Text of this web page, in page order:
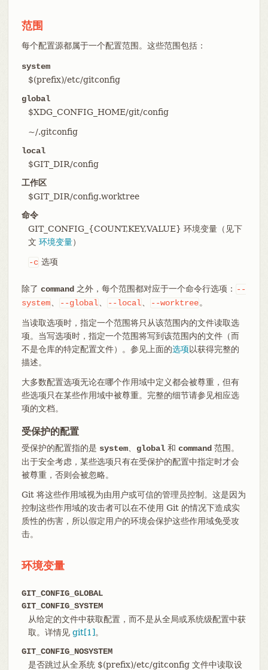
范围
每个配置源都属于一个配置范围。这些范围包括：
system
$(prefix)/etc/gitconfig
global
$XDG_CONFIG_HOME/git/config
~/.gitconfig
local
$GIT_DIR/config
工作区
$GIT_DIR/config.worktree
命令
GIT_CONFIG_{COUNT,KEY,VALUE} 环境变量（见下
文 环境变量）
-c 选项
除了 command之外，每个范围都对应于一个命令行选项： --
system
--global --local --worktree 。
当读取选项时，指定一个范围将只从该范围内的文件读取选
项。当写选项时，指定一个范围将写到该范围内的文件（而
不是仓库的特定配置文件）。参见上面的选项以获得完整的
描述。
大多数配置选项无论在哪个作用域中定义都会被尊重，但有
些选项只在某些作用域中被尊重。完整的细节请参见相应选
项的文档。
受保护的配置
受保护的配置指的是 system、 global和 command范围。
出于安全考虑，某些选项只有在受保护的配置中指定时才会
被尊重，否则会被忽略。
Git 将这些作用域视为由用户或可信的管理员控制。这是因为
控制这些作用域的攻击者可以在不使用 Git 的情况下造成实
质性的伤害，所以假定用户的环境会保护这些作用域免受攻
击。
环境变量
GIT_CONFIG_GLOBAL
GIT_CONFIG_SYSTEM
从给定的文件中获取配置，而不是从全局或系统级配置中获
取。详情见 git[1] 。
GIT_CONFIG_NOSYSTEM
是否跳过从全系统 $(prefix)/etc/gitconfig 文件中读取设